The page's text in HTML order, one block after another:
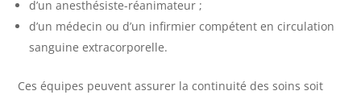
d’un anesthésiste-réanimateur ;
d’un médecin ou d’un infirmier compétent en circulation
sanguine extracorporelle.
Ces équipes peuvent assurer la continuité des soins soit